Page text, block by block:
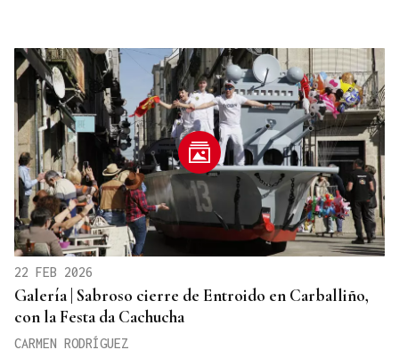
22 FEB 2026
Galería | Sabroso cierre de Entroido en Carballiño,
con la Festa da Cachucha
CARMEN RODRÍGUEZ